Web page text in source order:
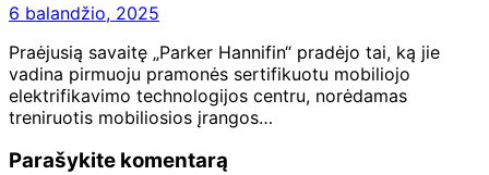
6 balandžio, 2025
Praėjusią savaitę „Parker Hannifin“ pradėjo tai, ką jie
vadina pirmuoju pramonės sertifikuotu mobiliojo
elektrifikavimo technologijos centru, norėdamas
treniruotis mobiliosios įrangos…
Parašykite komentarą